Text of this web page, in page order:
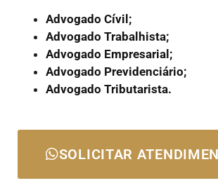
Advogado Cívil;
Advogado Trabalhista;
Advogado Empresarial;
Advogado Previdenciário;
Advogado Tributarista.
SOLICITAR